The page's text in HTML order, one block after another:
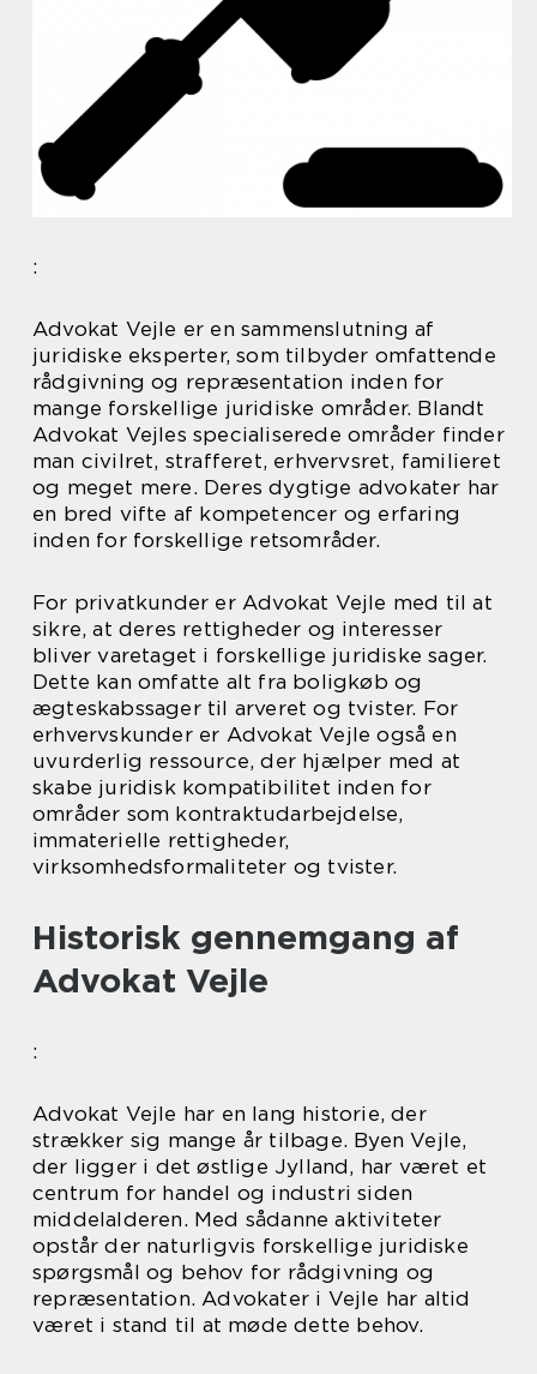
:
Advokat Vejle er en sammenslutning af
juridiske eksperter, som tilbyder omfattende
rådgivning og repræsentation inden for
mange forskellige juridiske områder. Blandt
Advokat Vejles specialiserede områder finder
man civilret, strafferet, erhvervsret, familieret
og meget mere. Deres dygtige advokater har
en bred vifte af kompetencer og erfaring
inden for forskellige retsområder.
For privatkunder er Advokat Vejle med til at
sikre, at deres rettigheder og interesser
bliver varetaget i forskellige juridiske sager.
Dette kan omfatte alt fra boligkøb og
ægteskabssager til arveret og tvister. For
erhvervskunder er Advokat Vejle også en
uvurderlig ressource, der hjælper med at
skabe juridisk kompatibilitet inden for
områder som kontraktudarbejdelse,
immaterielle rettigheder,
virksomhedsformaliteter og tvister.
Historisk gennemgang af
Advokat Vejle
:
Advokat Vejle har en lang historie, der
strækker sig mange år tilbage. Byen Vejle,
der ligger i det østlige Jylland, har været et
centrum for handel og industri siden
middelalderen. Med sådanne aktiviteter
opstår der naturligvis forskellige juridiske
spørgsmål og behov for rådgivning og
repræsentation. Advokater i Vejle har altid
været i stand til at møde dette behov.